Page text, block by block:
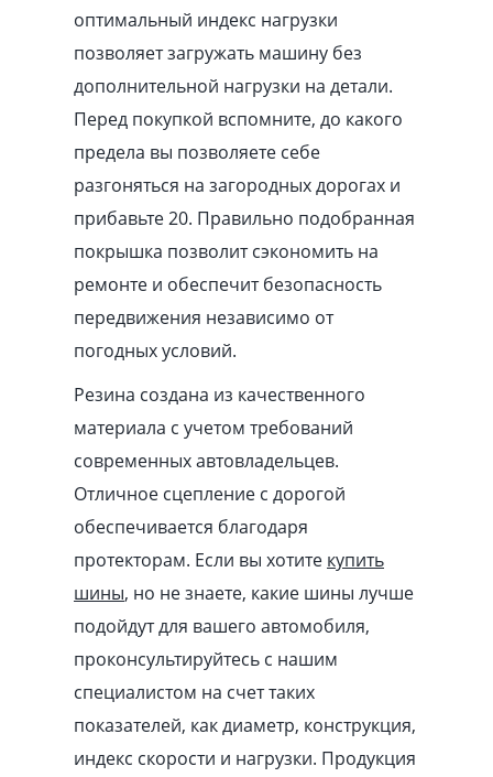
оптимальный индекс нагрузки
позволяет загружать машину без
дополнительной нагрузки на детали.
Перед покупкой вспомните, до какого
предела вы позволяете себе
разгоняться на загородных дорогах и
прибавьте 20. Правильно подобранная
покрышка позволит сэкономить на
ремонте и обеспечит безопасность
передвижения независимо от
погодных условий.
Резина создана из качественного
материала с учетом требований
современных автовладельцев.
Отличное сцепление с дорогой
обеспечивается благодаря
протекторам. Если вы хотите купить
шины, но не знаете, какие шины лучше
подойдут для вашего автомобиля,
проконсультируйтесь с нашим
специалистом на счет таких
показателей, как диаметр, конструкция,
индекс скорости и нагрузки. Продукция